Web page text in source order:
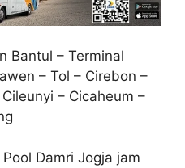
Bantul – Terminal
– Tol – Cirebon –
– Cicaheum –
Damri Jogja jam